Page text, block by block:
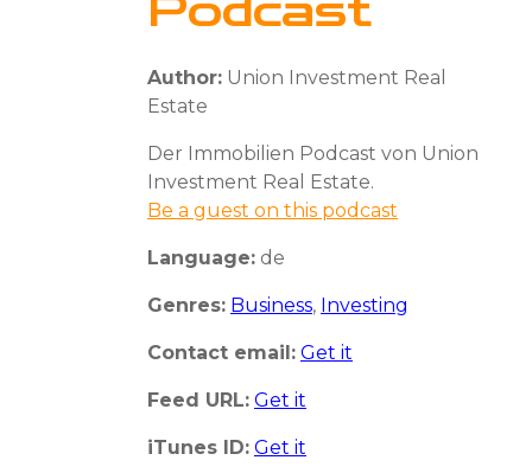
Podcast
Author: Union Investment Real
Estate
Der Immobilien Podcast von Union
Investment Real Estate.
Be a guest on this podcast
Language: de
Genres: Business, Investing
Contact email: Get it
Feed URL: Get it
iTunes ID: Get it